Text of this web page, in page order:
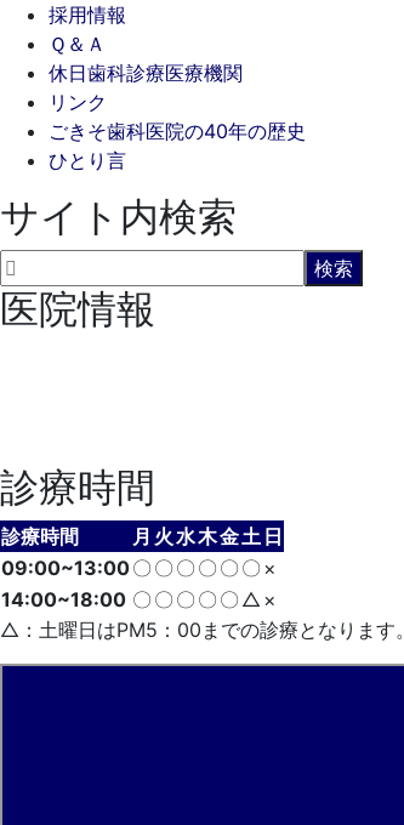
採用情報
Ｑ＆Ａ
休日歯科診療医療機関
リンク
ごきそ歯科医院の40年の歴史
ひとり言
サイト内検索
医院情報
診療時間
診療時間 月 火 水木金土 日
09:00~13:00〇 〇 〇 〇 〇 〇 ×
14:00~18:00 〇 〇 〇 〇 〇 △ ×
△：土曜日はPM5：00までの診療となります。